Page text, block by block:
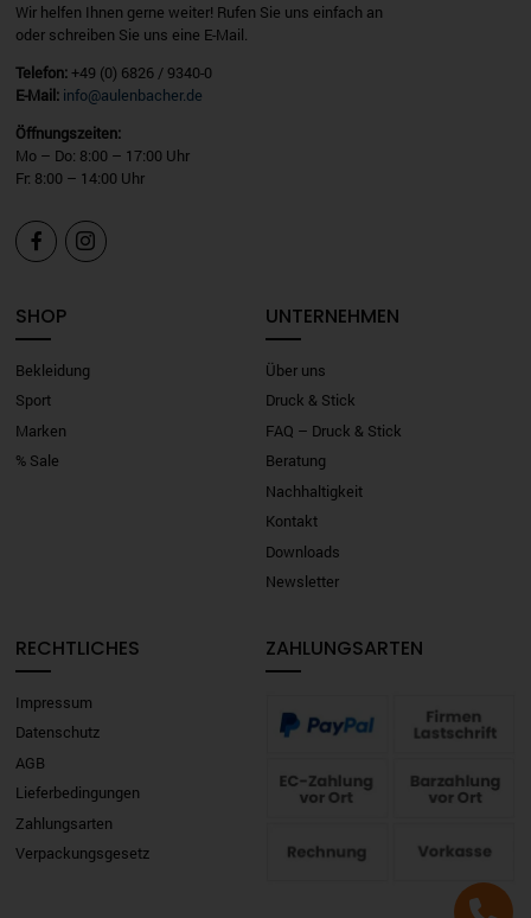
Wir helfen Ihnen gerne weiter! Rufen Sie uns einfach an
oder schreiben Sie uns eine E-Mail.
Telefon:+49 (0) 6826 / 9340-0
E-Mail: info@aulenbacher.de
Öffnungszeiten:
Mo – Do: 8:00 – 17:00 Uhr
Fr: 8:00 – 14:00 Uhr
 
SHOP
Bekleidung
Sport
Marken
% Sale
UNTERNEHMEN
Über uns
Druck & Stick
FAQ – Druck & Stick
Beratung
Nachhaltigkeit
Kontakt
Downloads
Newsletter
RECHTLICHES
Impressum
Datenschutz
AGB
Lieferbedingungen
Zahlungsarten
Verpackungsgesetz
ZAHLUNGSARTEN